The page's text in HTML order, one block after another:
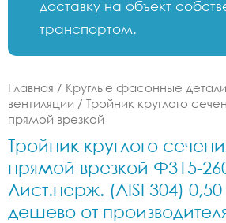
доставку на объект
транспортом.
Главная / Круглые фасонные
вентиляции / Тройник круглого
прямой врезкой
Тройник круглого
прямой врезкой Ф315-
Лист.нерж. (AISI 304) 0,50
дешево от